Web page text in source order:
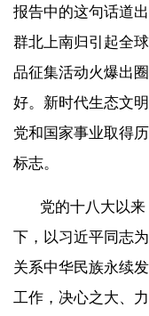
报告中的这句话道
群北上南归引起全
品征集活动火爆出
好。新时代生态文
党和国家事业取得
标志。
党的十八大以来
下，以习近平同志
关系中华民族永续
工作，决心之大、